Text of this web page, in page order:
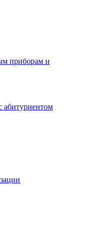
приборам и
абитуриентом